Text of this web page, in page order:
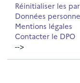
Réinitialiser les
Données
Mentions légales
Contacter le DPO
-->